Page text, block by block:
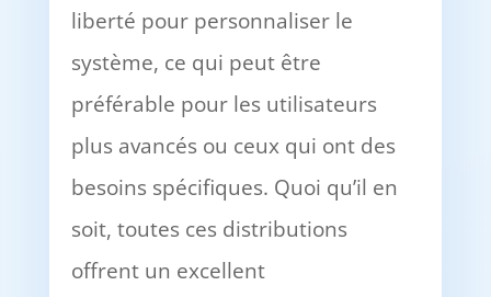
liberté pour personnaliser le
système, ce qui peut être
préférable pour les utilisateurs
plus avancés ou ceux qui ont des
besoins spécifiques. Quoi qu’il en
soit, toutes ces distributions
offrent un excellent